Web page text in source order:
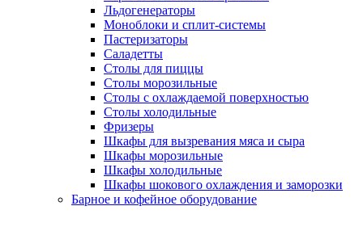
Льдогенераторы
Моноблоки и сплит-системы
Пастеризаторы
Саладетты
Столы для пиццы
Столы морозильные
Столы с охлаждаемой поверхностью
Столы холодильные
Фризеры
Шкафы для вызревания мяса и сыра
Шкафы морозильные
Шкафы холодильные
Шкафы шокового охлаждения и заморозки
Барное и кофейное оборудование